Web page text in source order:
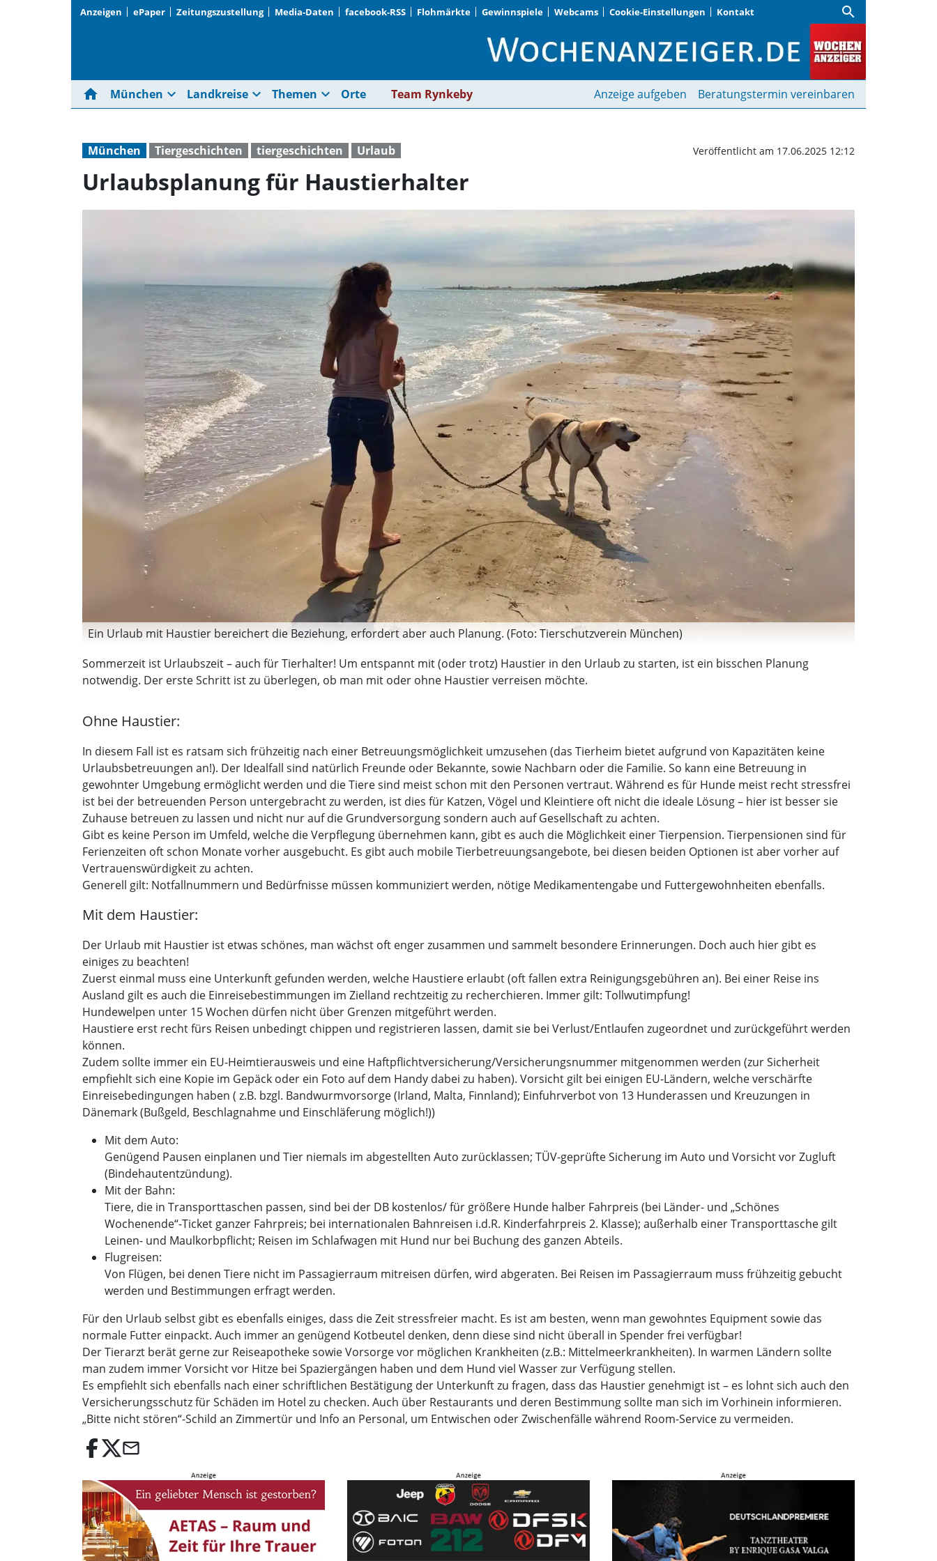
Anzeigen ePaper Zeitungszustellung Media-Daten facebook-RSS Flohmärkte Gewinnspiele Webcams Cookie-Einstellungen Kontakt search
Urlaubsplanung für Haustierhalter |
home München expand_more Landkreise expand_more Themen expand_more Orte Team Rynkeby Anzeige aufgeben Beratungstermin vereinbaren
München Tiergeschichten tiergeschichten Urlaub Veröffentlicht am 17.06.2025 12:12
Urlaubsplanung für Haustierhalter
Ein Urlaub mit Haustier bereichert die Beziehung, erfordert aber auch Planung. (Foto: Tierschutzverein München)
Sommerzeit ist Urlaubszeit – auch für Tierhalter! Um entspannt mit (oder trotz) Haustier in den Urlaub zu starten, ist ein bisschen Planung
notwendig. Der erste Schritt ist zu überlegen, ob man mit oder ohne Haustier verreisen möchte.
Ohne Haustier:
In diesem Fall ist es ratsam sich frühzeitig nach einer Betreuungsmöglichkeit umzusehen (das Tierheim bietet aufgrund von Kapazitäten keine
Urlaubsbetreuungen an!). Der Idealfall sind natürlich Freunde oder Bekannte, sowie Nachbarn oder die Familie. So kann eine Betreuung in
gewohnter Umgebung ermöglicht werden und die Tiere sind meist schon mit den Personen vertraut. Während es für Hunde meist recht stressfrei
ist bei der betreuenden Person untergebracht zu werden, ist dies für Katzen, Vögel und Kleintiere oft nicht die ideale Lösung – hier ist besser sie
Zuhause betreuen zu lassen und nicht nur auf die Grundversorgung sondern auch auf Gesellschaft zu achten.
Gibt es keine Person im Umfeld, welche die Verpflegung übernehmen kann, gibt es auch die Möglichkeit einer Tierpension. Tierpensionen sind für
Ferienzeiten oft schon Monate vorher ausgebucht. Es gibt auch mobile Tierbetreuungsangebote, bei diesen beiden Optionen ist aber vorher auf
Vertrauenswürdigkeit zu achten.
Generell gilt: Notfallnummern und Bedürfnisse müssen kommuniziert werden, nötige Medikamentengabe und Futtergewohnheiten ebenfalls.
Mit dem Haustier:
Der Urlaub mit Haustier ist etwas schönes, man wächst oft enger zusammen und sammelt besondere Erinnerungen. Doch auch hier gibt es
einiges zu beachten!
Zuerst einmal muss eine Unterkunft gefunden werden, welche Haustiere erlaubt (oft fallen extra Reinigungsgebühren an). Bei einer Reise ins
Ausland gilt es auch die Einreisebestimmungen im Zielland rechtzeitig zu recherchieren. Immer gilt: Tollwutimpfung!
Hundewelpen unter 15 Wochen dürfen nicht über Grenzen mitgeführt werden.
Haustiere erst recht fürs Reisen unbedingt chippen und registrieren lassen, damit sie bei Verlust/Entlaufen zugeordnet und zurückgeführt werden
können.
Zudem sollte immer ein EU-Heimtierausweis und eine Haftpflichtversicherung/Versicherungsnummer mitgenommen werden (zur Sicherheit
empfiehlt sich eine Kopie im Gepäck oder ein Foto auf dem Handy dabei zu haben). Vorsicht gilt bei einigen EU-Ländern, welche verschärfte
Einreisebedingungen haben ( z.B. bzgl. Bandwurmvorsorge (Irland, Malta, Finnland); Einfuhrverbot von 13 Hunderassen und Kreuzungen in
Dänemark (Bußgeld, Beschlagnahme und Einschläferung möglich!))
Mit dem Auto:
Genügend Pausen einplanen und Tier niemals im abgestellten Auto zurücklassen; TÜV-geprüfte Sicherung im Auto und Vorsicht vor Zugluft
(Bindehautentzündung).
Mit der Bahn:
Tiere, die in Transporttaschen passen, sind bei der DB kostenlos/ für größere Hunde halber Fahrpreis (bei Länder- und „Schönes
Wochenende“-Ticket ganzer Fahrpreis; bei internationalen Bahnreisen i.d.R. Kinderfahrpreis 2. Klasse); außerhalb einer Transporttasche gilt
Leinen- und Maulkorbpflicht; Reisen im Schlafwagen mit Hund nur bei Buchung des ganzen Abteils.
Flugreisen:
Von Flügen, bei denen Tiere nicht im Passagierraum mitreisen dürfen, wird abgeraten. Bei Reisen im Passagierraum muss frühzeitig gebucht
werden und Bestimmungen erfragt werden.
Für den Urlaub selbst gibt es ebenfalls einiges, dass die Zeit stressfreier macht. Es ist am besten, wenn man gewohntes Equipment sowie das
normale Futter einpackt. Auch immer an genügend Kotbeutel denken, denn diese sind nicht überall in Spender frei verfügbar!
Der Tierarzt berät gerne zur Reiseapotheke sowie Vorsorge vor möglichen Krankheiten (z.B.: Mittelmeerkrankheiten). In warmen Ländern sollte
man zudem immer Vorsicht vor Hitze bei Spaziergängen haben und dem Hund viel Wasser zur Verfügung stellen.
Es empfiehlt sich ebenfalls nach einer schriftlichen Bestätigung der Unterkunft zu fragen, dass das Haustier genehmigt ist – es lohnt sich auch den
Versicherungsschutz für Schäden im Hotel zu checken. Auch über Restaurants und deren Bestimmung sollte man sich im Vorhinein informieren.
„Bitte nicht stören“-Schild an Zimmertür und Info an Personal, um Entwischen oder Zwischenfälle während Room-Service zu vermeiden.
email